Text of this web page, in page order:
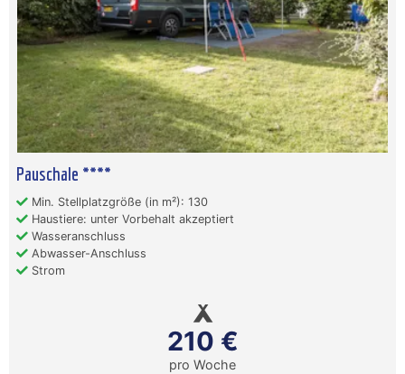
Pauschale ****
Min. Stellplatzgröße (in m²): 130
Haustiere: unter Vorbehalt akzeptiert
Wasseranschluss
Abwasser-Anschluss
Strom
210 €
pro Woche